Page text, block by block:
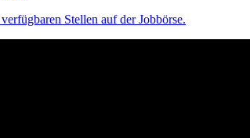
Stellen auf der Jobbörse.